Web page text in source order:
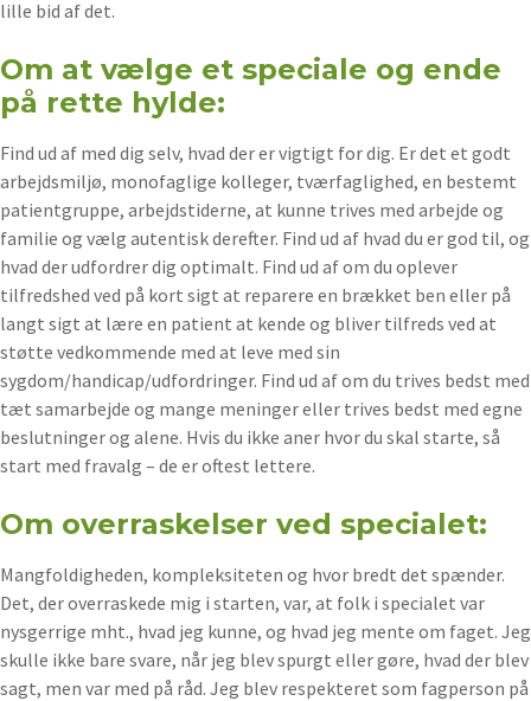
lille bid af det.
Om at vælge et speciale og ende
på rette hylde:
Find ud af med dig selv, hvad der er vigtigt for dig. Er det et godt
arbejdsmiljø, monofaglige kolleger, tværfaglighed, en bestemt
patientgruppe, arbejdstiderne, at kunne trives med arbejde og
familie og vælg autentisk derefter. Find ud af hvad du er god til, og
hvad der udfordrer dig optimalt. Find ud af om du oplever
tilfredshed ved på kort sigt at reparere en brækket ben eller på
langt sigt at lære en patient at kende og bliver tilfreds ved at
støtte vedkommende med at leve med sin
sygdom/handicap/udfordringer. Find ud af om du trives bedst med
tæt samarbejde og mange meninger eller trives bedst med egne
beslutninger og alene. Hvis du ikke aner hvor du skal starte, så
start med fravalg – de er oftest lettere.
Om overraskelser ved specialet:
Mangfoldigheden, kompleksiteten og hvor bredt det spænder.
Det, der overraskede mig i starten, var, at folk i specialet var
nysgerrige mht., hvad jeg kunne, og hvad jeg mente om faget. Jeg
skulle ikke bare svare, når jeg blev spurgt eller gøre, hvad der blev
sagt, men var med på råd. Jeg blev respekteret som fagperson på